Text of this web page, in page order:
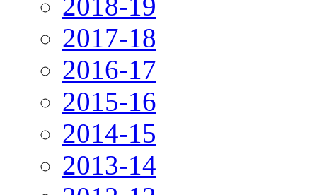
2017-18
2016-17
2015-16
2014-15
2013-14